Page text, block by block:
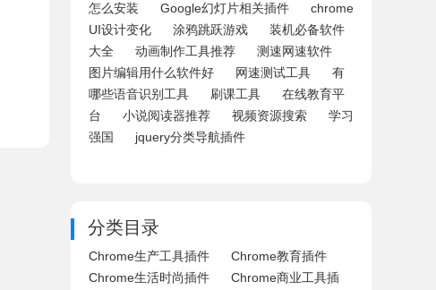
怎么安装
Google幻灯片相关插件
chrome
UI设计变化
涂鸦跳跃游戏
装机必备软件
大全
动画制作工具推荐
测速网速软件
图片编辑用什么软件好
网速测试工具
有
哪些语音识别工具
刷课工具
在线教育平
台
小说阅读器推荐 视频资源搜索
学习
强国
jquery分类导航插件
分类目录
Chrome生产工具插件
Chrome教育插件
Chrome生活时尚插件
Chrome商业工具插